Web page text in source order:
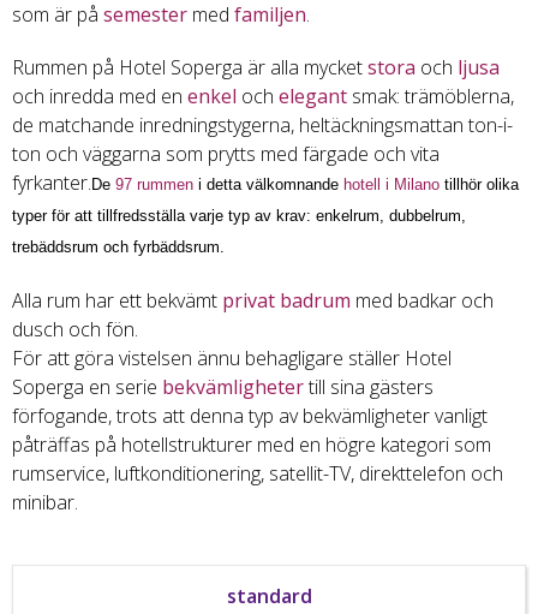
som är på semester med familjen.
Rummen på Hotel Soperga är alla mycketstora och ljusa
och inredda med en enkel och elegant smak: trämöblerna,
de matchande inredningstygerna, heltäckningsmattan ton-i-
ton och väggarna som prytts med färgade och vita
fyrkanter. De 97 rummen i detta välkomnande hotell i Milano tillhör olika
typer för att tillfredsställa varje typ av krav: enkelrum, dubbelrum,
trebäddsrum och fyrbäddsrum.
Alla rum har ett bekvämt privat badrum med badkar och
dusch och fön.
För att göra vistelsen ännu behagligare ställer Hotel
Soperga en serie bekvämlighetertill sina gästers
förfogande, trots att denna typ av bekvämligheter vanligt
påträffas på hotellstrukturer med en högre kategori som
rumservice, luftkonditionering, satellit-TV, direkttelefon och
minibar.
standard